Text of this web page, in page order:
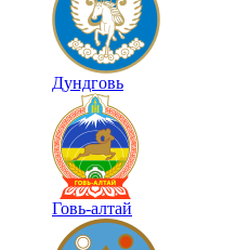
Дундговь
Говь-алтай